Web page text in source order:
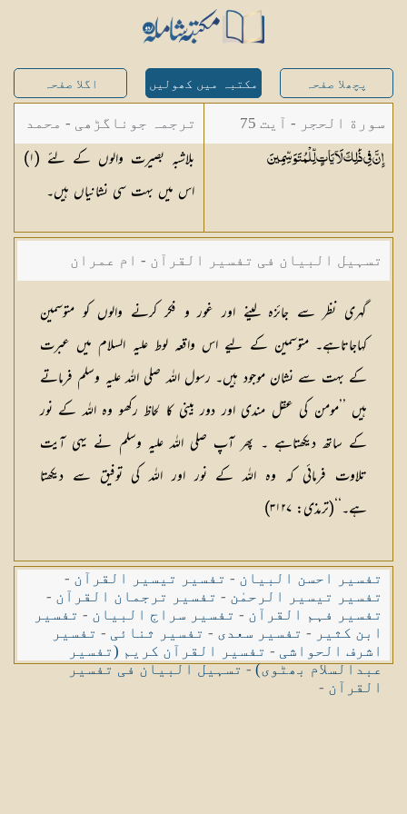
پچھلا صفحہ مکتبہ میں کھولیں اگلا صفحہ
سورة الحجر - آیت 75
إِنَّ فِي ذَٰلِكَ لَآيَاتٍلِّلْمُتَوَسِّمِينَ
ترجمہ جوناگڑھی - محمد
جونا گڑھی
بلاشبہ بصیرت والوں کے لئے (١)
اس میں بہت سی نشانیاں ہیں۔
تسہیل البیان فی تفسیر القرآن - ام عمران
شکیلہ بنت میاں فضل حسین
گہری نظر سے جائزہ لینے اور غور و فکر کرنے والوں کو متوسمین
کہاجاتاہے۔ متوسمین کے لیے اس واقعہ لوط علیہ السلام میں عبرت
کے بہت سے نشان موجود ہیں۔ رسول اللہ صلی اللہ علیہ وسلم فرماتے
ہیں ’’مومن کی عقل مندی اور دور بینی کا لحاظ رکھو وہ اللہ کے نور
کے ساتھ دیکھتاہے ۔ پھر آپ صلی اللہ علیہ وسلم نے یہی آیت
تلاوت فرمائی کہ وہ اللہ کے نور اور اللہ کی توفیق سے دیکھتا
ہے۔‘‘(ترمذی: ۳۱۲۷)
تفسیر احسن البیان - تفسیر تیسیر القرآن -
تفسیر تیسیر الرحمٰن - تفسیر ترجمان القرآن -
تفسیر فہم القرآن - تفسیر سراج البیان - تفسیر
ابن کثیر - تفسیر سعدی - تفسیر ثنائی - تفسیر
اشرف الحواشی - تفسیر القرآن کریم (تفسیر
عبدالسلام بھٹوی)-تسہیل البیان فی تفسیر
القرآن -